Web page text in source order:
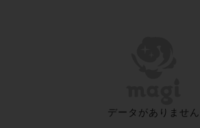
データがありません